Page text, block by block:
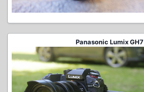
Panasonic Lumix GH7